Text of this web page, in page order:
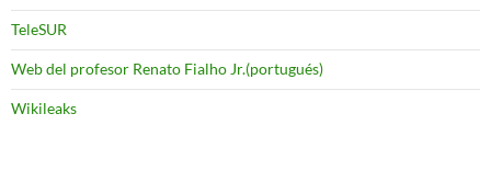
TeleSUR
Web del profesor Renato Fialho Jr.(portugués)
Wikileaks